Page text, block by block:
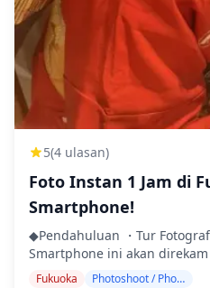
![]
(https://assets.hldycdn.com/
![]
(https://assets.hldycdn.com/
![]
(https://assets.hldycdn.com/
(https://assets.hldycdn.com/
![]
![]
(https://assets.hldycdn.com/
file asli) ・Koreksi warna
permintaan Harap dicatat: Pengeditan tidak termasuk
retouching atau mengubah
5(4 ulasan)
Foto Instan 1 Jam di
Smartphone!
◆Pendahuluan ・Tur
Smartphone ini akan
menggunakan smartphone
Fukuoka Photoshoot / Photo tour